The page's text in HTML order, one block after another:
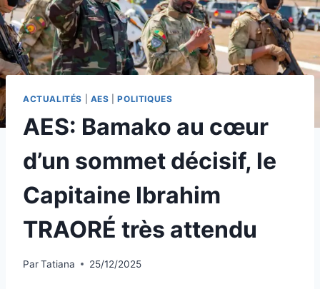
ACTUALITÉS AES |POLITIQUES
AES: Bamako au cœur
d’un sommet décisif, le
Capitaine Ibrahim
TRAORÉ très attendu
ParTatiana 25/12/2025